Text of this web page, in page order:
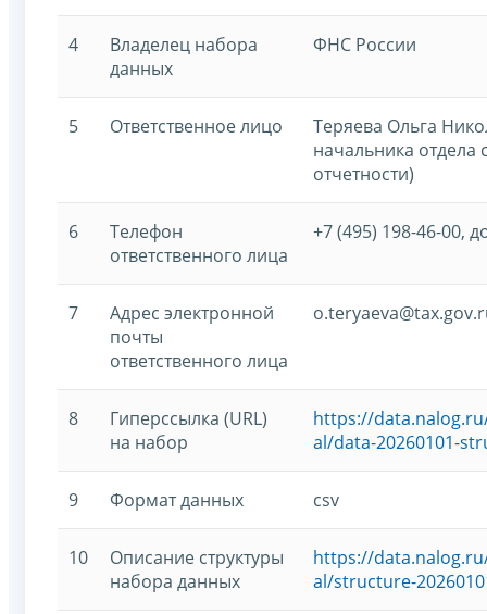
4
Владелец набора
данных
ФНС России
5 Ответственное лицо
Теряева Ольга
начальника отдела
отчетности)
6
Телефон
ответственного лица
+7 (495) 198-46-00,
7
Адрес электронной
почты
ответственного лица
8
Гиперссылка (URL)
на набор
https://
al/data-20260101-
9 Формат данных csv
10
Описание структуры
набора данных
https://
al/structure-